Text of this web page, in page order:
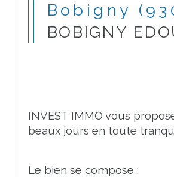
Bobigny
BOBIGNY
INVEST IMMO vous
beaux jours en toute
Le bien se compose :